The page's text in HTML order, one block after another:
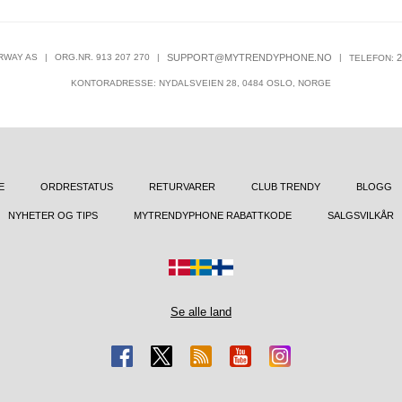
AS | ORG.NR. 913 207 270 | SUPPORT@MYTRENDYPHONE.NO | TELEFON:
KONTORADRESSE: NYDALSVEIEN 28, 0484 OSLO, NORGE
ORDRESTATUS RETURVARER CLUB TRENDY BLOGG
NYHETER OG TIPS MYTRENDYPHONE RABATTKODE SALGSVILKÅR
Se alle land